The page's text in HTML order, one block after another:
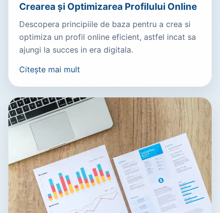
Crearea și Optimizarea Profilului Online
Descopera principiile de baza pentru a crea si
optimiza un profil online eficient, astfel incat sa
ajungi la succes in era digitala.
Citește mai mult